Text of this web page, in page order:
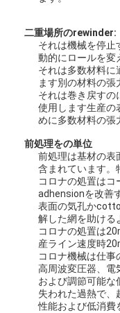
家
製品
私達について
二重場所のrewinder:
それは機械を停止
動的にロールを変
それは多数材料に
ます別の材料の張
それは巻き戻すの
使用します生産の
めに多数材料の張
前処理をの単位
前処理は基材の表
含まれています。
コロナの処置は
adhensionを改善
表面の気孔か
解した網を助ける
コロナの処置は
産ライン速度時
コロナ機械は仕事
高周波変圧器、電
および調節可能な
失われた過熱で、
性能および低消費